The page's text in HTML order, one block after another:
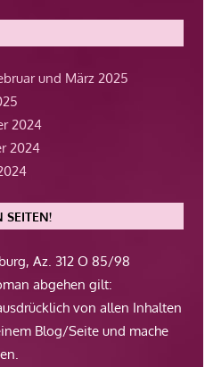
und März 2025
2024
2024
SEITEN!
Az. 312 O 85/98
abgehen gilt:
von allen Inhalten
Blog/Seite und mache